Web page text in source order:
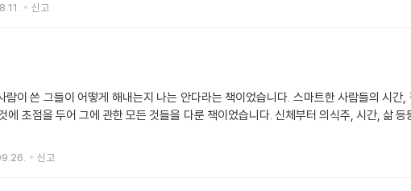
신고
람이 쓴 그들이 어떻게 해내는지 나는 안다라는 책이었습니다. 스마트한 사람들의 시
에 초점을 두어 그에 관한 모든 것들을 다룬 책이었습니다. 신체부터 의식주, 시간, 삶
신고